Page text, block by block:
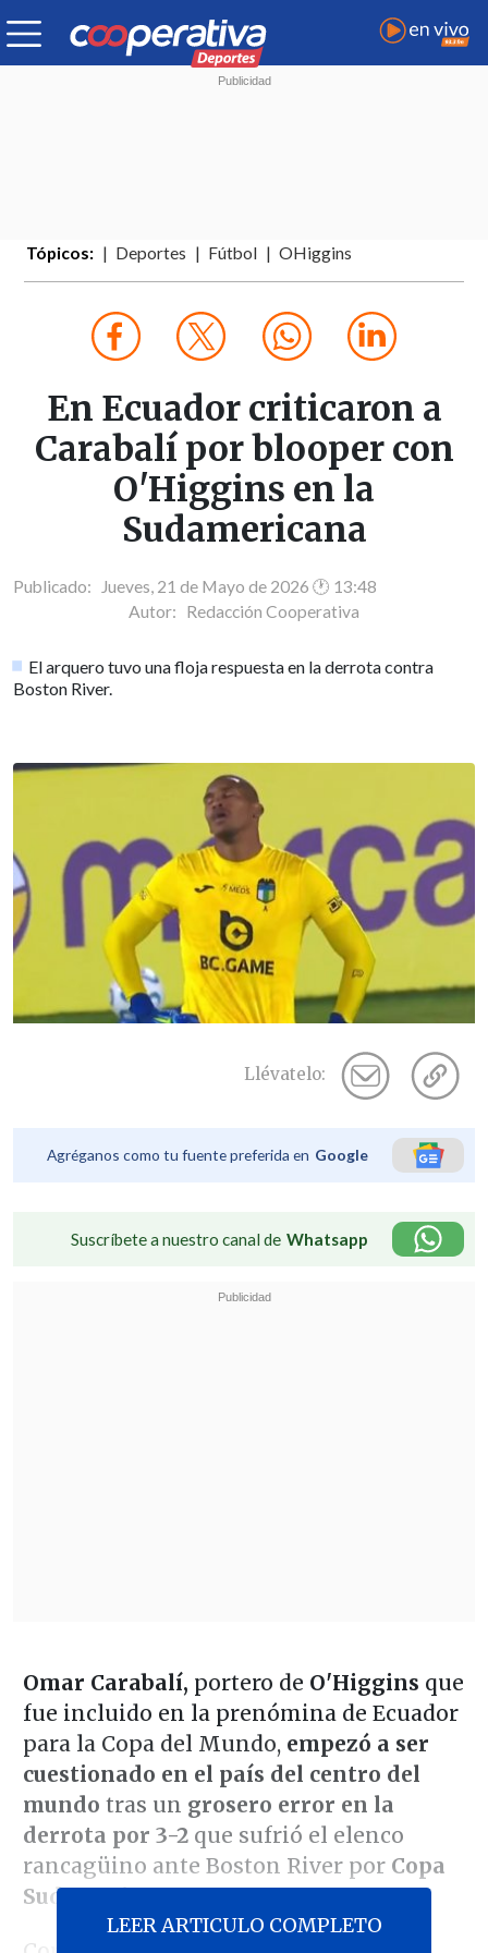
Tópicos: Deportes Fútbol OHiggins
En Ecuador criticaron a
Carabalí por blooper con
O'Higgins en la
Sudamericana
Publicado: Jueves, 21 de Mayo de 2026 🕐 13:48
Autor: Redacción Cooperativa
El arquero tuvo una floja respuesta en la derrota contra
Boston River.
Llévatelo:
Agréganos como tu fuente preferida en Google
Suscríbete a nuestro canal de Whatsapp
Omar Carabalí, portero de O'Higgins que
fue incluido en la prenómina de Ecuador
para la Copa del Mundo, empezó a ser
cuestionado en el país del centro del
mundo tras un grosero error en la
derrota por 3-2que sufrió el elenco
rancagüino ante Boston River por Copa
Sudamericana.
LEER ARTICULO COMPLETO